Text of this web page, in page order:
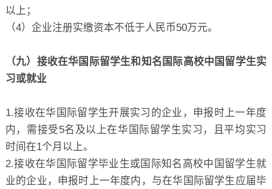
以上；
（4）企业注册实缴资本不低于人民币50万元。
（九）接收在华国际留学生和知名国际高校中国留学生实
习或就业
1.接收在华国际留学生开展实习的企业，申报时上一年度
内，需接受5名及以上在华国际留学生实习，且平均实习
时间在1个月以上。
2.接收在华国际留学毕业生或国际知名高校中国留学生就
业的企业，申报时上一年度内，与在华国际留学生应届毕